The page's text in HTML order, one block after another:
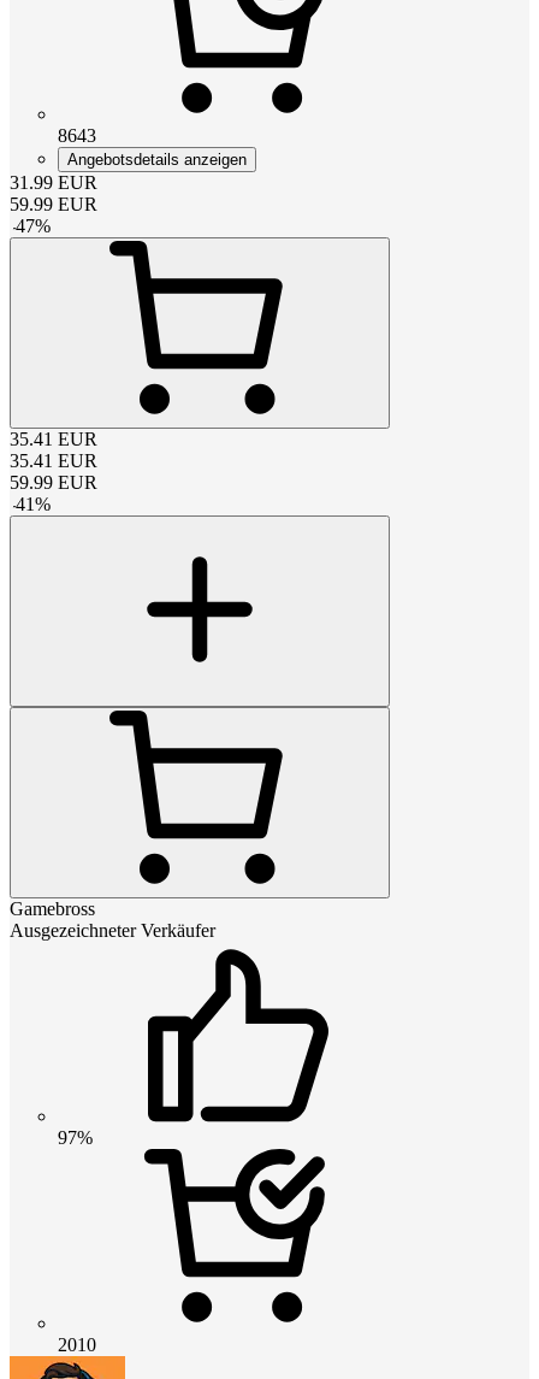
8643
Angebotsdetails anzeigen
31.99 EUR
59.99 EUR
-47%
35.41 EUR
35.41 EUR
59.99 EUR
-41%
Gamebross
Ausgezeichneter Verkäufer
97%
2010